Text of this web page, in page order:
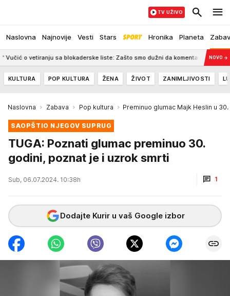
Naslovna Najnovije Vesti Stars Hronika Planeta
TV UŽIVO
o vetiranju sa blokaderske liste: Zašto smo dužni da komentarišemo tolikoNOVO →
KULTURA POP KULTURA ŽENA ŽIVOT ZANIMLJIVOSTI
Naslovna Zabava Pop kultura Preminuo glumac Majk Heslin u
SAOPŠTIO NJEGOV SUPRUG
TUGA: Poznati glumac preminuo 30.
godini, poznat je i uzrok smrti
Sub, 06.07.2024. 10:38h 1
Dodajte Kurir u vaš Google izbor